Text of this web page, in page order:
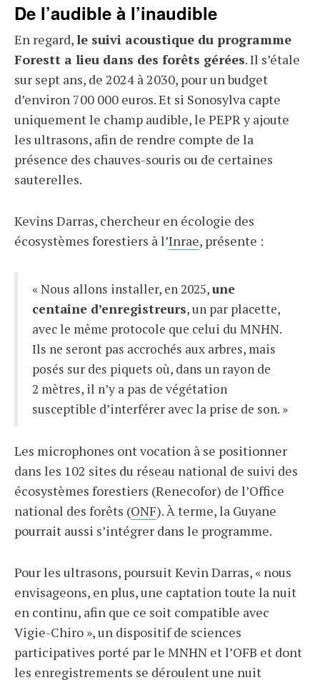
De l’audible à l’inaudible
En regard,le suivi acoustique du programme
Forestt a lieu dans des forêts gérées. Il s’étale
sur sept ans, de 2024 à 2030, pour un budget
d’environ 700 000 euros. Et si Sonosylva capte
uniquement le champ audible, le PEPR y ajoute
les ultrasons, afin de rendre compte de la
présence des chauves-souris ou de certaines
sauterelles.
Kevins Darras, chercheur en écologie des
écosystèmes forestiers à l’Inrae, présente :
« Nous allons installer, en 2025,une
centaine d’enregistreurs, un par placette,
avec le même protocole que celui du MNHN.
Ils ne seront pas accrochés aux arbres, mais
posés sur des piquets où, dans un rayon de
2 mètres, il n’y a pas de végétation
susceptible d’interférer avec la prise de son. »
Les microphones ont vocation à se positionner
dans les 102 sites du réseau national de suivi des
écosystèmes forestiers (Renecofor) de l’Office
national des forêts (ONF). À terme, la Guyane
pourrait aussi s’intégrer dans le programme.
Pour les ultrasons, poursuit Kevin Darras, « nous
envisageons, en plus, une captation toute la nuit
en continu, afin que ce soit compatible avec
Vigie-Chiro », un dispositif de sciences
participatives porté par le MNHN et l’OFB et dont
les enregistrements se déroulent une nuit